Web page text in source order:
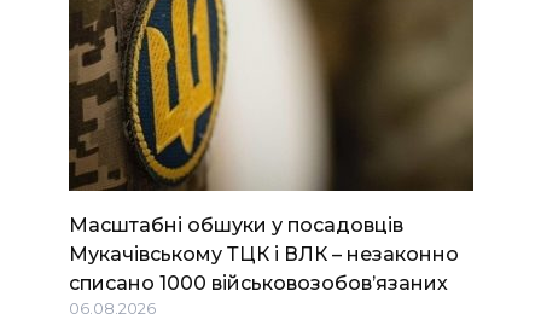
Масштабні обшуки у посадовців
Мукачівському ТЦК і ВЛК – незаконно
списано 1000 військовозобов’язаних
06.08.2026